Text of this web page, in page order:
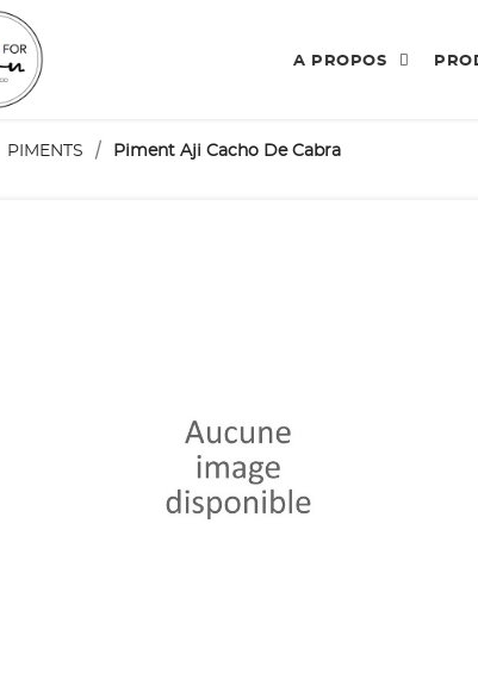
A PROPOS
PIMENTS Piment Aji Cacho De Cabra